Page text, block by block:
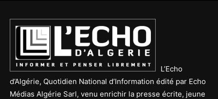
L’Echo
d’Algérie, Quotidien National d’Information édité par Echo
Médias Algérie Sarl, venu enrichir la presse écrite, jeune